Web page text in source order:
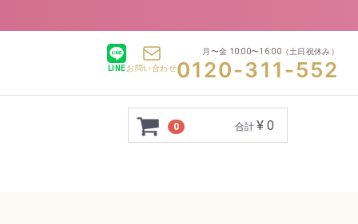
LINEお問い合わせ
月〜金 10:00〜16:00（土日祝休み）
0120-311-552
0 合計 ¥ 0